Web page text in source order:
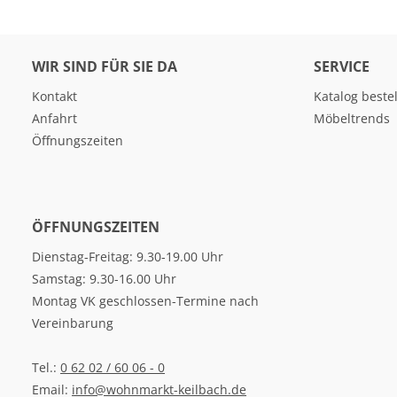
WIR SIND FÜR SIE DA
Kontakt
Anfahrt
Öffnungszeiten
SERVICE
Katalog
Möbeltrends
ÖFFNUNGSZEITEN
Dienstag-Freitag: 9.30-19.00 Uhr
Samstag: 9.30-16.00 Uhr
Montag VK geschlossen-Termine nach
Vereinbarung
Tel.: 0 62 02 / 60 06 - 0
Email: info@wohnmarkt-keilbach.de